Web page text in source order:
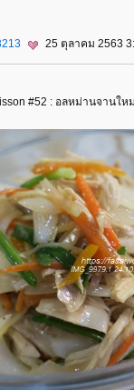
25 ตุลาคม 2563
#52 : อลหม่านจานให